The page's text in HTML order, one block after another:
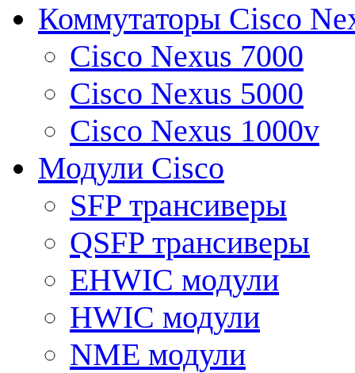
Коммутаторы Cisco
Cisco Nexus 7000
Cisco Nexus 5000
Cisco Nexus 1000v
Модули Cisco
SFP трансиверы
QSFP трансиверы
EHWIC модули
HWIC модули
NME модули